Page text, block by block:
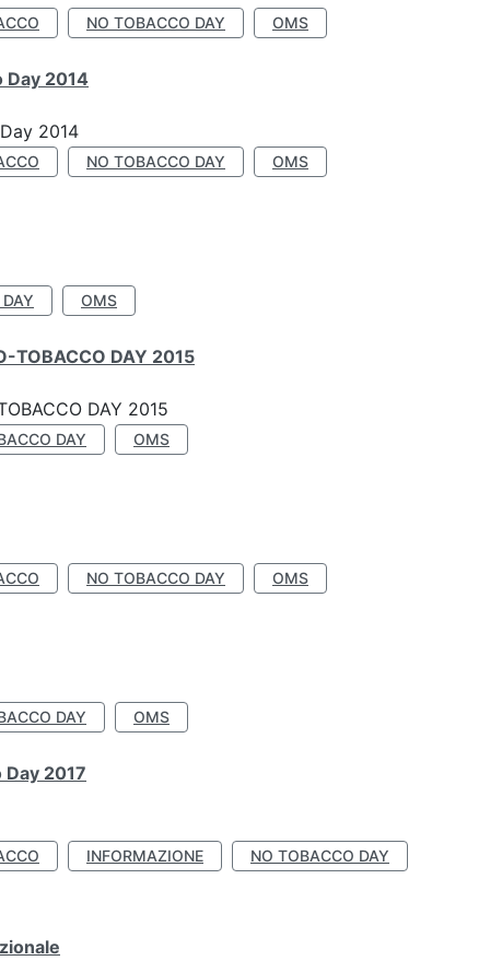
NO TOBACCO DAY OMS
Day 2014
2014
NO TOBACCO DAY OMS
OMS
TOBACCO DAY 2015
DAY 2015
DAY OMS
NO TOBACCO DAY OMS
DAY OMS
2017
INFORMAZIONE
NO TOBACCO DAY